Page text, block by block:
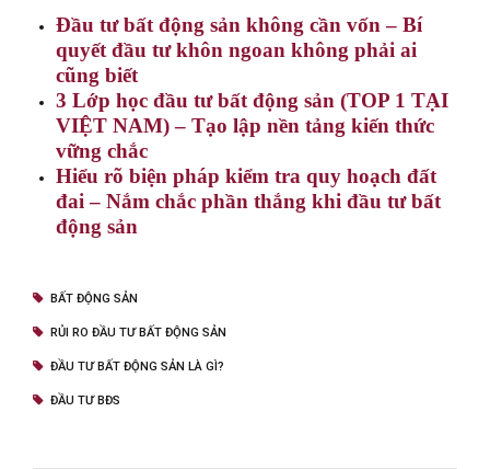
Đầu tư bất động sản không cần vốn – Bí
quyết đầu tư khôn ngoan không phải ai
cũng biết
3 Lớp học đầu tư bất động sản (TOP 1 TẠI
VIỆT NAM) – Tạo lập nền tảng kiến thức
vững chắc
Hiểu rõ biện pháp kiểm tra quy hoạch đất
đai – Nắm chắc phần thắng khi đầu tư bất
động sản
BẤT ĐỘNG SẢN
RỦI RO ĐẦU TƯ BẤT ĐỘNG SẢN
ĐẦU TƯ BẤT ĐỘNG SẢN LÀ GÌ?
ĐẦU TƯ BĐS